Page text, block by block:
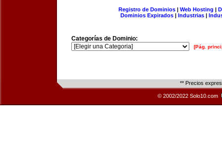
Registro de Dominios| Web Hosting |
Dominios Expirados | Industrias |
Categorías de Dominio:
[Pág.
** Precios
© 2002/2022 Solo10.com